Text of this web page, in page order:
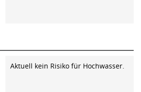
Aktuell kein Risiko für Hochwasser.